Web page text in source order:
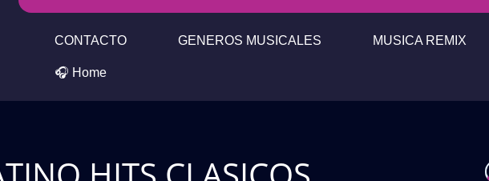
CONTACTO GENEROS MUSICALES MUSICA REMIX
🎧 Home